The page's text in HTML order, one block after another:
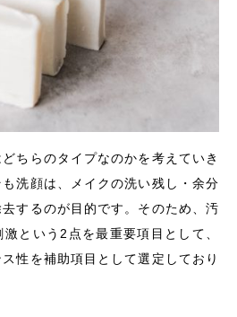
ちらのタイプなのかを考えていき
洗顔は、メイクの洗い残し・余分
するのが目的です。そのため、汚
という2点を最重要項目として、
性を補助項目として選定しており